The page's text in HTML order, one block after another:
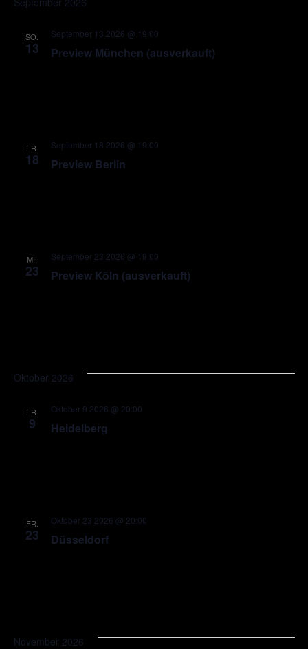
SO.
13 Preview München (ausverkauft)
September 13 2026 @ 19:00
FR.
18 Preview Berlin
September 18 2026 @ 19:00
MI.
23 Preview Köln (ausverkauft)
September 23 2026 @ 19:00
Oktober 2026
FR.
9 Heidelberg
Oktober 9 2026 @ 20:00
FR.
23 Düsseldorf
Oktober 23 2026 @ 20:00
November 2026